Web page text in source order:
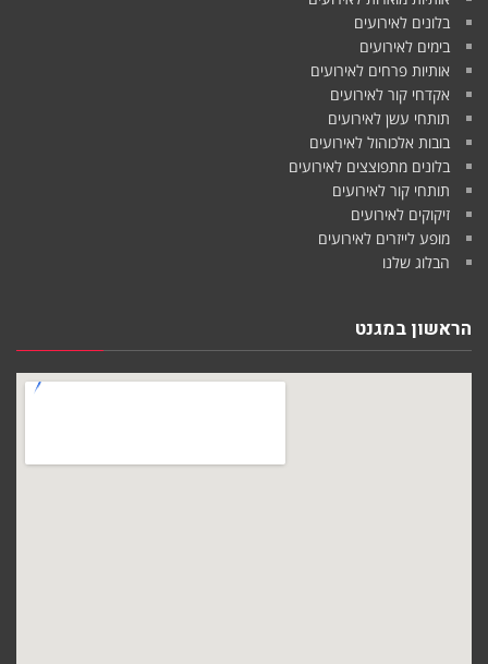
בלונים לאירועים
בימים לאירועים
אותיות פרחים לאירועים
אקדחי קור לאירועים
תותחי עשן לאירועים
בובות אלכוהול לאירועים
בלונים מתפוצצים לאירועים
תותחי קור לאירועים
זיקוקים לאירועים
מופע לייזרים לאירועים
הבלוג שלנו
הראשון במגנט